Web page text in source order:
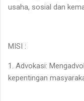
usaha, sosial dan
MISI :
1. Advokasi:
kepentingan